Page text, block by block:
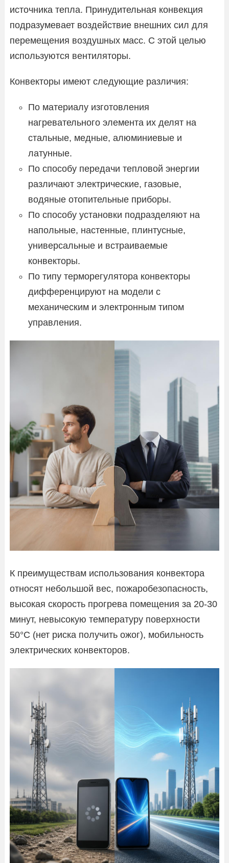
источника тепла. Принудительная конвекция
подразумевает воздействие внешних сил для
перемещения воздушных масс. С этой целью
используются вентиляторы.
Конвекторы имеют следующие различия:
По материалу изготовления
нагревательного элемента их делят на
стальные, медные, алюминиевые и
латунные.
По способу передачи тепловой энергии
различают электрические, газовые,
водяные отопительные приборы.
По способу установки подразделяют на
напольные, настенные, плинтусные,
универсальные и встраиваемые
конвекторы.
По типу терморегулятора конвекторы
дифференцируют на модели с
механическим и электронным типом
управления.
К преимуществам использования конвектора
относят небольшой вес, пожаробезопасность,
высокая скорость прогрева помещения за 20-30
минут, невысокую температуру поверхности
50°С (нет риска получить ожог), мобильность
электрических конвекторов.